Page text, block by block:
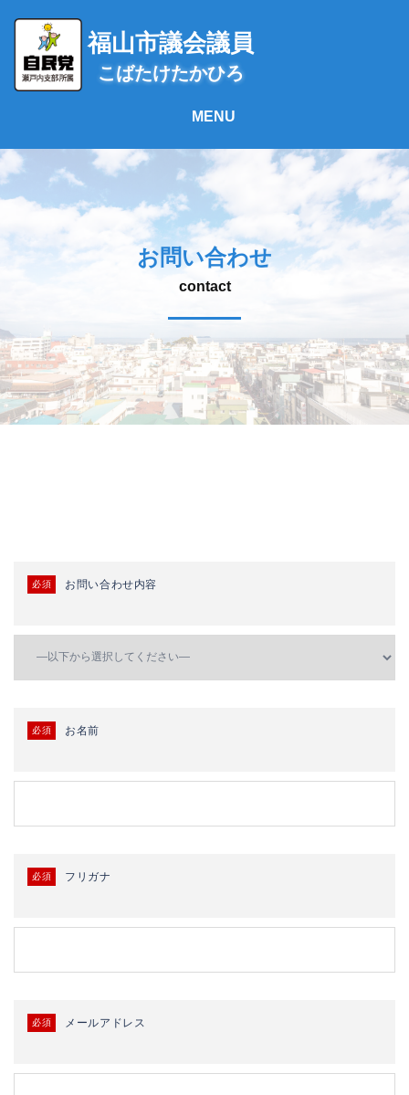
ス
キ
ッ
福山市議会議員
こばたけたかひろ
お問い合わせ
contact
必須 お問い合わせ内容
必須 お名前
必須 フリガナ
必須 メールアドレス